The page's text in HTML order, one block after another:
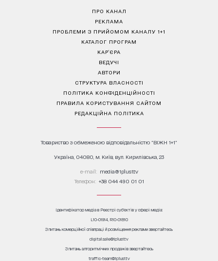
ПРО КАНАЛ
РЕКЛАМА
ПРОБЛЕМИ З ПРИЙОМОМ КАНАЛУ 1+1
КАТАЛОГ ПРОГРАМ
КАР’ЄРА
ВЕДУЧІ
АВТОРИ
СТРУКТУРА ВЛАСНОСТІ
ПОЛІТИКА КОНФІДЕНЦІЙНОСТІ
ПРАВИЛА КОРИСТУВАННЯ САЙТОМ
РЕДАКЦІЙНА ПОЛІТИКА
Товариство з обмеженою відповідальністю "ВІЖН 1+1"
Україна, 04080, м. Київ, вул. Кирилівська, 23
е-mail: media@1plus1.tv
Телефон: +38 044 490 01 01
Ідентифікатор медіа в Реєстрі суб’єктів у сфері медіа:
L10-01914, R10-01810
З питань комерційної співпраці й розміщення реклами звертайтесь
digital.sale@1plus1.tv
З питань алгоритмічних продажів звертайтесь
traffic-team@1plus1.tv